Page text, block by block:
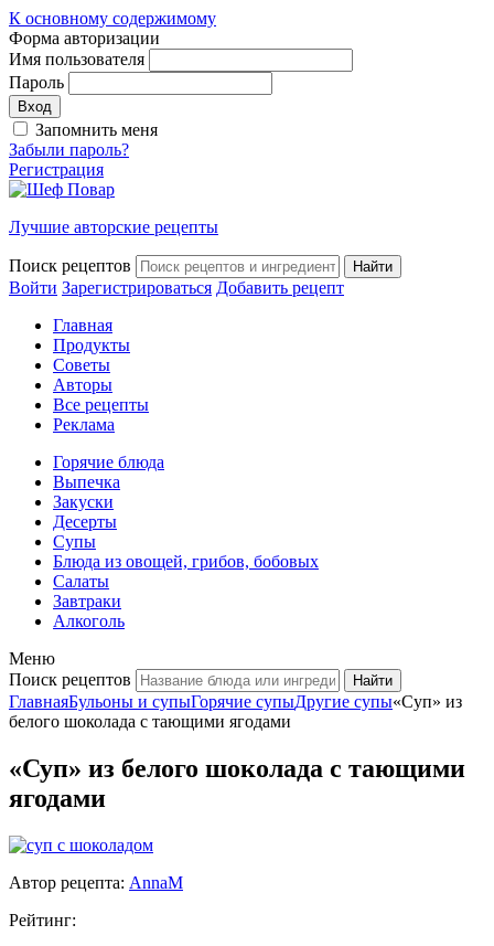
К основному содержимому
Форма авторизации
Имя пользователя
Пароль
Запомнить меня
Забыли пароль?
Регистрация
Лучшие авторские рецепты
Поиск рецептов
Войти Зарегистрироваться Добавить рецепт
Главная
Продукты
Советы
Авторы
Все рецепты
Реклама
Горячие блюда
Выпечка
Закуски
Десерты
Супы
Блюда из овощей, грибов, бобовых
Салаты
Завтраки
Алкоголь
Меню
Поиск рецептов
ГлавнаяБульоны и супыГорячие супыДругие супы«Суп» из
белого шоколада с тающими ягодами
«Суп» из белого шоколада с тающими
ягодами
Автор рецепта: AnnaM
Рейтинг: